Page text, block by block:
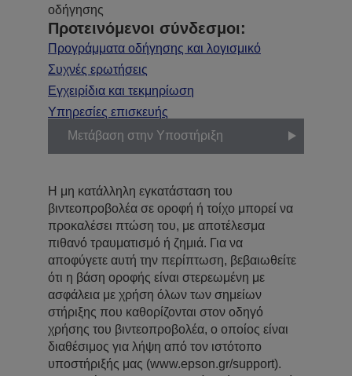
οδήγησης
Προτεινόμενοι σύνδεσμοι:
Προγράμματα οδήγησης και λογισμικό
Συχνές ερωτήσεις
Εγχειρίδια και τεκμηρίωση
Υπηρεσίες επισκευής
Μετάβαση στην Υποστήριξη
Η μη κατάλληλη εγκατάσταση του
βιντεοπροβολέα σε οροφή ή τοίχο μπορεί να
προκαλέσει πτώση του, με αποτέλεσμα
πιθανό τραυματισμό ή ζημιά. Για να
αποφύγετε αυτή την περίπτωση, βεβαιωθείτε
ότι η βάση οροφής είναι στερεωμένη με
ασφάλεια με χρήση όλων των σημείων
στήριξης που καθορίζονται στον οδηγό
χρήσης του βιντεοπροβολέα, ο οποίος είναι
διαθέσιμος για λήψη από τον ιστότοπο
υποστήριξής μας (www.epson.gr/support).